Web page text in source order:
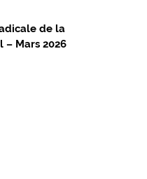
de la
Mars 2026